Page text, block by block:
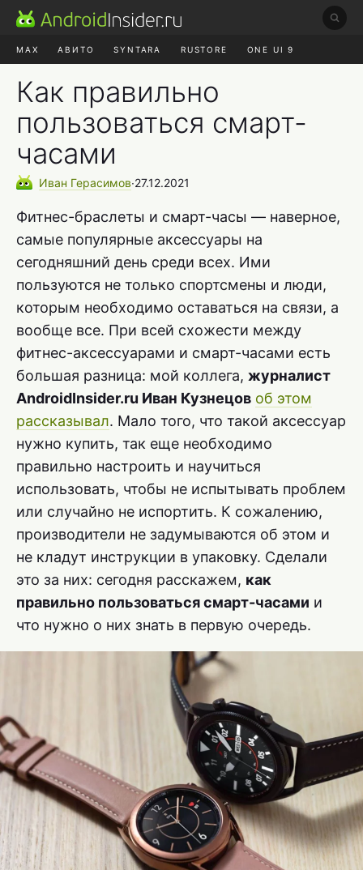
MAX АВИТО SYNTARA RUSTORE ONE UI 9
Как правильно
пользоваться смарт-
часами
Иван Герасимов∙27.12.2021
Фитнес-браслеты и смарт-часы — наверное,
самые популярные аксессуары на
сегодняшний день среди всех. Ими
пользуются не только спортсмены и люди,
которым необходимо оставаться на связи, а
вообще все. При всей схожести между
фитнес-аксессуарами и смарт-часами есть
большая разница: мой коллега, журналист
AndroidInsider.ru Иван Кузнецов об этом
рассказывал. Мало того, что такой аксессуар
нужно купить, так еще необходимо
правильно настроить и научиться
использовать, чтобы не испытывать проблем
или случайно не испортить. К сожалению,
производители не задумываются об этом и
не кладут инструкции в упаковку. Сделали
это за них: сегодня расскажем, как
правильно пользоваться смарт-часами и
что нужно о них знать в первую очередь.